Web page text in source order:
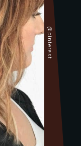
@pinterest